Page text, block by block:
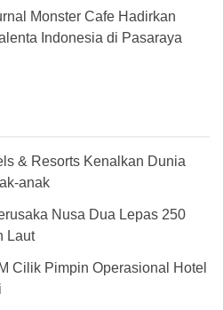
Monster Cafe Hadirkan
Indonesia di Pasaraya
& Resorts Kenalkan Dunia
anak
Nusa Dua Lepas 250
Laut
Cilik Pimpin Operasional Hotel